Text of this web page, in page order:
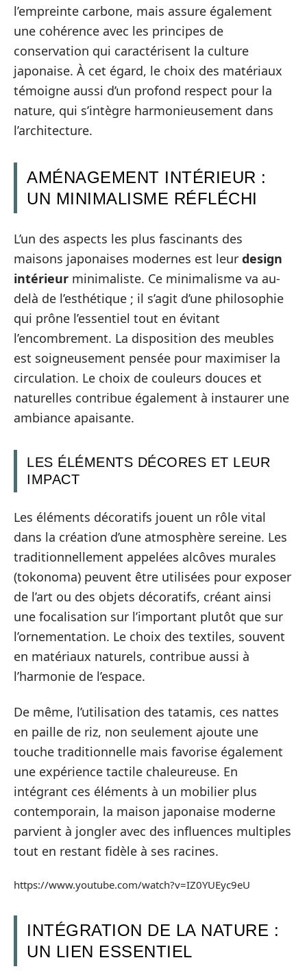
l’empreinte carbone, mais assure également
une cohérence avec les principes de
conservation qui caractérisent la culture
japonaise. À cet égard, le choix des matériaux
témoigne aussi d’un profond respect pour la
nature, qui s’intègre harmonieusement dans
l’architecture.
AMÉNAGEMENT INTÉRIEUR :
UN MINIMALISME RÉFLÉCHI
L’un des aspects les plus fascinants des
maisons japonaises modernes est leur design
intérieur minimaliste. Ce minimalisme va au-
delà de l’esthétique ; il s’agit d’une philosophie
qui prône l’essentiel tout en évitant
l’encombrement. La disposition des meubles
est soigneusement pensée pour maximiser la
circulation. Le choix de couleurs douces et
naturelles contribue également à instaurer une
ambiance apaisante.
LES ÉLÉMENTS DÉCORES ET LEUR
IMPACT
Les éléments décoratifs jouent un rôle vital
dans la création d’une atmosphère sereine. Les
traditionnellement appelées alcôves murales
(tokonoma) peuvent être utilisées pour exposer
de l’art ou des objets décoratifs, créant ainsi
une focalisation sur l’important plutôt que sur
l’ornementation. Le choix des textiles, souvent
en matériaux naturels, contribue aussi à
l’harmonie de l’espace.
De même, l’utilisation des tatamis, ces nattes
en paille de riz, non seulement ajoute une
touche traditionnelle mais favorise également
une expérience tactile chaleureuse. En
intégrant ces éléments à un mobilier plus
contemporain, la maison japonaise moderne
parvient à jongler avec des influences multiples
tout en restant fidèle à ses racines.
https://www.youtube.com/watch?v=IZ0YUEyc9eU
INTÉGRATION DE LA NATURE :
UN LIEN ESSENTIEL